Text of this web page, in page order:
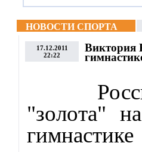
НОВОСТИ СПОРТА
17.12.2011
22:22
Виктория
"золота"